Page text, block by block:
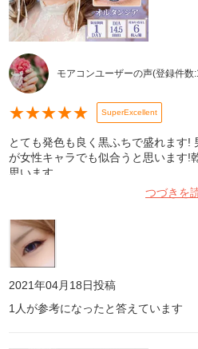
モアコンユーザーの声(登録件数:
★★★★★ SuperExcellent
とても発色も良く黒ふちで盛れます!
が女性キャラでも似合うと思います!
思います。
つづきを
2021年04月18日投稿
1 人が参考になったと答えています